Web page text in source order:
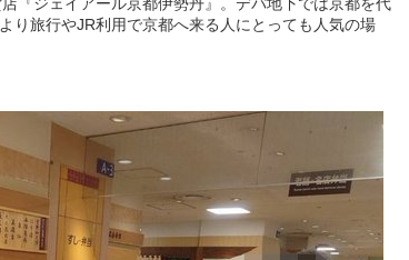
り旅行やJR利用で京都へ来る人にとっても人気の場